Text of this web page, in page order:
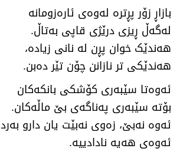
بازاڕ زۆر پڕترە لەوەی ئارەزومانە
لەگەڵ ڕیزی درێژی قاپی بەتاڵ.
هەندێک خوان پڕن لە نانی زیادە،
هەندێکی تر نازانن چۆن تێر دەبن.
ئەوەتا سێبەری کۆشکی بانکەکان
بۆتە سێبەری پەناگەی بێ ماڵەکان.
ئەوە نەبێ، زەوی نەبێت یان دارو بەرد
ئەوەی هەیە نادادییە.